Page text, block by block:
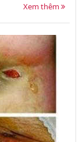
Xem thêm